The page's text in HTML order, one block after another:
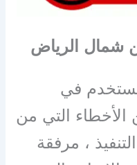
شمال الرياض
في
الأخطاء التي من
، مرفقة